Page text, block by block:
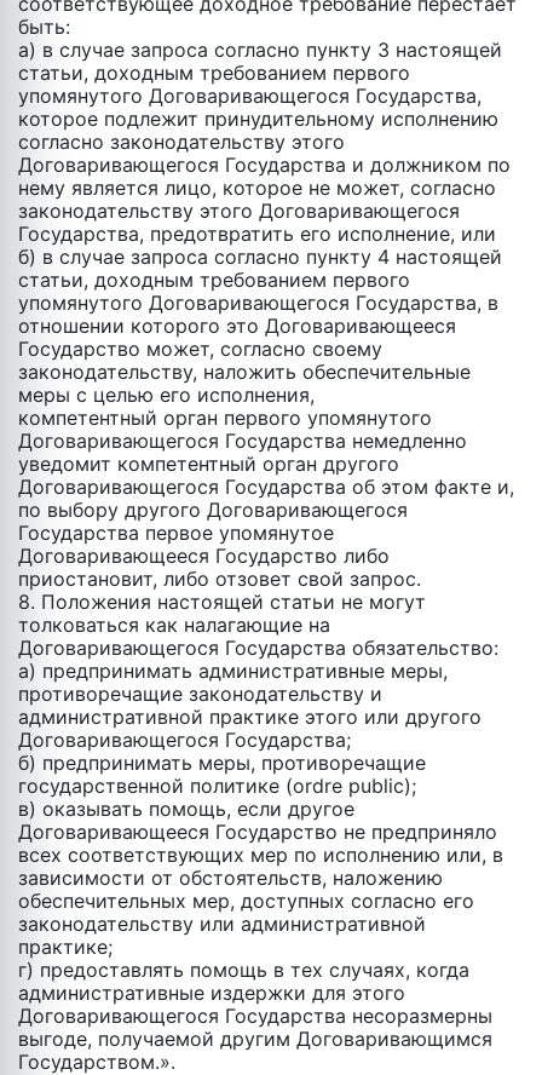
быть:
а) в случае запроса согласно пункту 3 настоящей
статьи, доходным требованием первого
упомянутого Договаривающегося Государства,
которое подлежит принудительному исполнению
согласно законодательству этого
Договаривающегося Государства и должником по
нему является лицо, которое не может, согласно
законодательству этого Договаривающегося
Государства, предотвратить его исполнение, или
б) в случае запроса согласно пункту 4 настоящей
статьи, доходным требованием первого
упомянутого Договаривающегося Государства, в
отношении которого это Договаривающееся
Государство может, согласно своему
законодательству, наложить обеспечительные
меры с целью его исполнения,
компетентный орган первого упомянутого
Договаривающегося Государства немедленно
уведомит компетентный орган другого
Договаривающегося Государства об этом факте и,
по выбору другого Договаривающегося
Государства первое упомянутое
Договаривающееся Государство либо
приостановит, либо отзовет свой запрос.
8. Положения настоящей статьи не могут
толковаться как налагающие на
Договаривающегося Государства обязательство:
a) предпринимать административные меры,
противоречащие законодательству и
административной практике этого или другого
Договаривающегося Государства;
б) предпринимать меры, противоречащие
государственной политике (ordre public);
в) оказывать помощь, если другое
Договаривающееся Государство не предприняло
всех соответствующих мер по исполнению или, в
зависимости от обстоятельств, наложению
обеспечительных мер, доступных согласно его
законодательству или административной
практике;
г) предоставлять помощь в тех случаях, когда
административные издержки для этого
Договаривающегося Государства несоразмерны
выгоде, получаемой другим Договаривающимся
Государством.».